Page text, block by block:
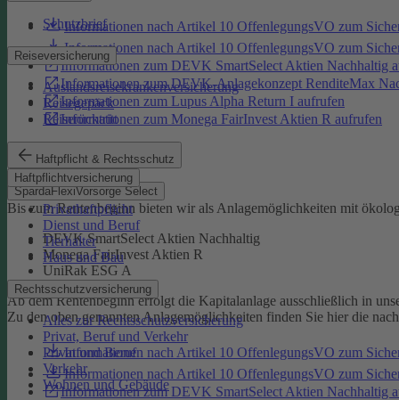
Schutzbrief
Reiseversicherung
Auslandsreisekrankenversicherung
Reisegepäck
Reiserücktritt
Haftpflicht & Rechtsschutz
Haftpflichtversicherung
Privathaftpflicht
Dienst und Beruf
Tierhalter
Haus und Bau
Rechtsschutzversicherung
Alles zur Rechtsschutzversicherung
Privat, Beruf und Verkehr
Privat und Beruf
Verkehr
Wohnen und Gebäude
Informationen nach Artikel 10 OffenlegungsVO zum
Informationen nach Artikel 10 OffenlegungsVO zum
Informationen zum DEVK SmartSelect Aktien Nachhaltig
Informationen zum DEVK-Anlagekonzept RenditeMax
Informationen zum Lupus Alpha Return I aufrufen
Informationen zum Monega FairInvest Aktien R aufrufen
SpardaFlexiVorsorge Select
SpardaFlexiVorsorge Select
Bis zum Rentenbeginn bieten wir als Anlagemöglichkeiten mit
DEVK SmartSelect Aktien Nachhaltig
Monega FairInvest Aktien R
UniRak ESG A
Ab dem Rentenbeginn erfolgt die Kapitalanlage ausschließlich in
Zu den oben genannten Anlagemöglichkeiten finden Sie hier die
Informationen nach Artikel 10 OffenlegungsVO zum
Informationen nach Artikel 10 OffenlegungsVO zum
Informationen zum DEVK SmartSelect Aktien Nachhaltig